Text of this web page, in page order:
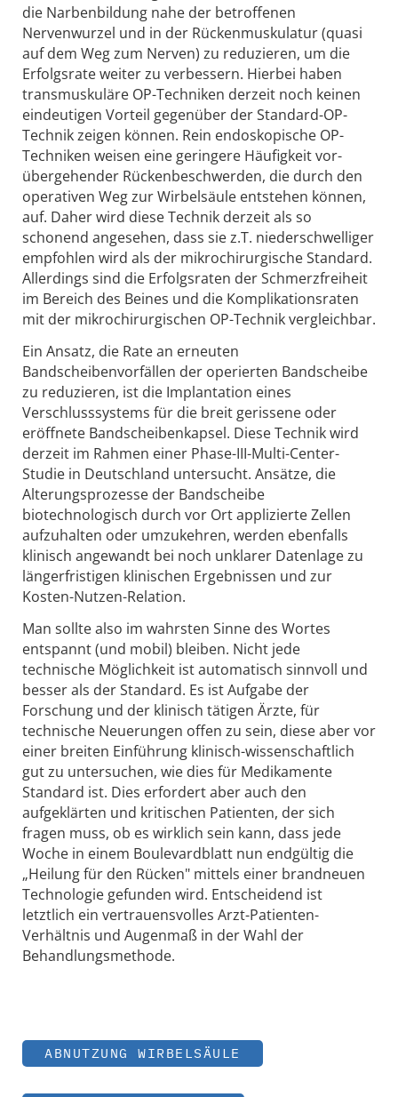
die Narbenbildung nahe der betroffenen
Nervenwurzel und in der Rückenmuskulatur (quasi
auf dem Weg zum Nerven) zu reduzieren, um die
Erfolgsrate weiter zu verbessern. Hierbei haben
transmuskuläre OP-Techniken derzeit noch keinen
eindeutigen Vorteil gegenüber der Standard-OP-
Technik zeigen können. Rein endoskopische OP-
Techniken weisen eine geringere Häufigkeit vor­
übergehender Rückenbeschwerden, die durch den
operativen Weg zur Wirbelsäule entstehen können,
auf. Daher wird diese Technik derzeit als so
schonend angesehen, dass sie z.T. niederschwelliger
empfohlen wird als der mikrochirurgische Standard.
Allerdings sind die Erfolgsraten der Schmerzfreiheit
im Bereich des Beines und die Komplikationsraten
mit der mikrochirurgischen OP-Technik vergleichbar.
Ein Ansatz, die Rate an erneuten
Bandscheibenvorfällen der operierten Bandscheibe
zu reduzieren, ist die Implantation eines
Verschlusssystems für die breit gerissene oder
eröffnete Bandscheibenkapsel. Diese Technik wird
derzeit im Rahmen einer Phase-III-Multi-Center-
Studie in Deutschland untersucht. Ansätze, die
Alterungsprozesse der Bandscheibe
biotechnologisch durch vor Ort applizierte Zellen
aufzuhalten oder umzukehren, werden ebenfalls
klinisch angewandt bei noch unklarer Datenlage zu
längerfristigen klinischen Ergebnissen und zur
Kosten-Nutzen-Relation.
Man sollte also im wahrsten Sinne des Wortes
entspannt (und mobil) bleiben. Nicht jede
technische Möglichkeit ist automatisch sinnvoll und
besser als der Standard. Es ist Aufgabe der
Forschung und der klinisch tätigen Ärzte, für
technische Neuerungen offen zu sein, diese aber vor
einer breiten Einführung klinisch-wissenschaftlich
gut zu untersuchen, wie dies für Medikamente
Standard ist. Dies erfordert aber auch den
aufgeklärten und kritischen Patienten, der sich
fragen muss, ob es wirklich sein kann, dass jede
Woche in einem Boulevardblatt nun endgültig die
„Heilung für den Rücken" mittels einer brandneuen
Technologie gefunden wird. Entscheidend ist
letztlich ein vertrauensvolles Arzt-Patienten-
Verhältnis und Augenmaß in der Wahl der
Behandlungsmethode.
ABNUTZUNG WIRBELSÄULE